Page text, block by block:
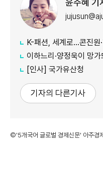
윤주혜 기
K-패션, 세계로…콘진원
이하느리·양정욱이 망
[인사] 국가유산청
기자의 다른기사
©'5개국어 글로벌 경제신문' 아주경